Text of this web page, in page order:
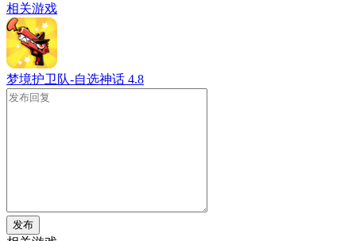
相关游戏
梦境护卫队-自选神话 4.8
发布